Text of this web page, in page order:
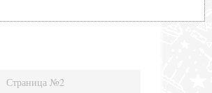
Страница №2